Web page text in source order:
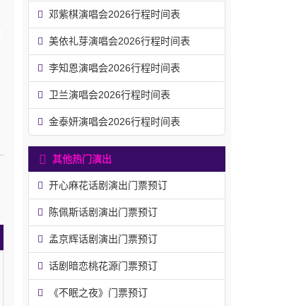
邓紫棋演唱会2026行程时间表
美依礼芽演唱会2026行程时间表
李知恩演唱会2026行程时间表
卫兰演唱会2026行程时间表
金泰妍演唱会2026行程时间表
其他热门演出
开心麻花话剧演出门票预订
陈佩斯话剧演出门票预订
孟京辉话剧演出门票预订
话剧暗恋桃花源门票预订
《不眠之夜》门票预订